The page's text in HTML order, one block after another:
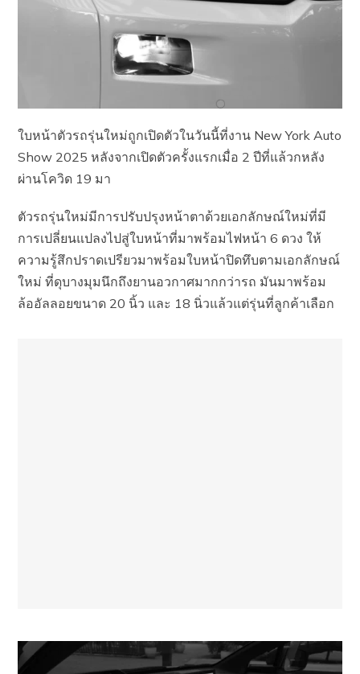
ใบหน้าตัวรถรุ่นใหม่ถูกเปิดตัวในวันนี้ที่งาน New York Auto
Show 2025 หลังจากเปิดตัวครั้งแรกเมื่อ 2 ปีที่แล้วกหลัง
ผ่านโควิด 19 มา
ตัวรถรุ่นใหม่มีการปรับปรุงหน้าตาด้วยเอกลักษณ์ใหม่ที่มี
การเปลี่ยนแปลงไปสู่ใบหน้าที่มาพร้อมไฟหน้า 6 ดวง ให้
ความรู้สึกปราดเปรียวมาพร้อมใบหน้าปิดทึบตามเอกลักษณ์
ใหม่ ที่ดุบางมุมนึกถึงยานอวกาศมากกว่ารถ มันมาพร้อม
ล้ออัลลอยขนาด 20 นิ้ว และ 18 นิ่วแล้วแต่รุ่นที่ลูกค้าเลือก